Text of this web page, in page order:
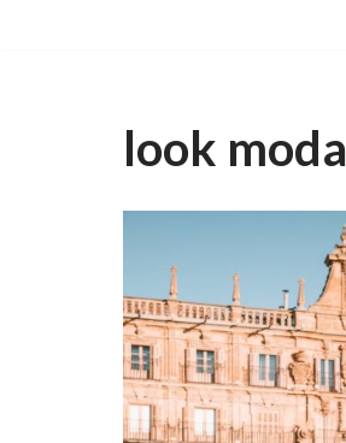
look moda